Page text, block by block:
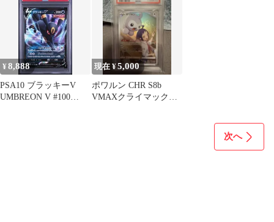
¥8,888
PSA10 ブラッキーV
UMBREON V #100
現在 ¥5,000
ポワルン CHR S8b
VMAXクライマックス
次へ